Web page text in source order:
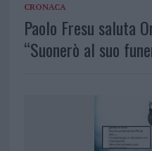
CRONACA
Paolo Fresu saluta
“Suonerò al suo